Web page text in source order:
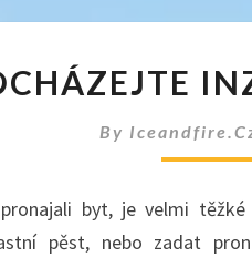
By
byt, je velmi
pěst, nebo zadat